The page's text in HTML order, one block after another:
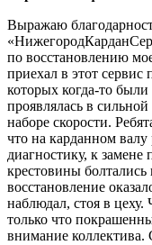
Выражаю
по восстановлению
приехал в этот сервис
которых когда-то
проявлялась в
наборе скорости.
что на карданном
диагностику, к
крестовины
восстановление
наблюдал, стоя в цеху.
только что
внимание коллектива.